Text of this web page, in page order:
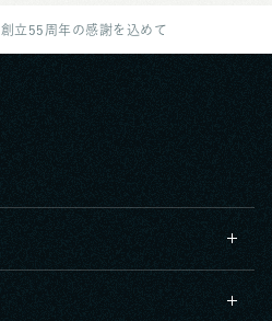
創立55周年の感謝を込めて